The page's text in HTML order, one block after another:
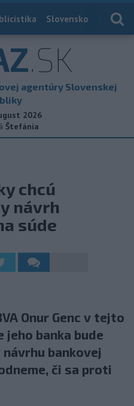
Slovensko
.SK
agentúry Slovenskej
2026
Štefánia
chcú
návrh
súde
Onur Genc v tejto
banka bude
bankovej
či sa proti